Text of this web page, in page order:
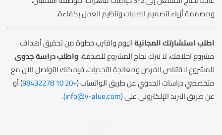
ومصممة أزياء لتصميم الطلبات وتنظيم العمل بكفاءة.
اطلب استشارتك المجانيةاليوم واقترب خطوة من تحقيق أهداف
مشروع احلامك، لا تترك نجاح المشروع للصدفة،واطلب دراسة جدوى
للمشروع لاقتناص الفرص ومعالجة التحديات، فيمكنك التواصل الآن مع
متخصصي دراسات الجدوي عن طريق الواتساب (+20 10 98432278
) أو
عن طريق البريد الإلكتروني على(
info@v-alue.com
)
.